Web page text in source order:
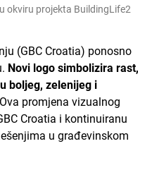
okviru projekta BuildingLife2
(GBC Croatia) ponosno
Novi logo simbolizira rast,
boljeg, zelenijeg i
Ova promjena vizualnog
Croatia i kontinuiranu
u građevinskom